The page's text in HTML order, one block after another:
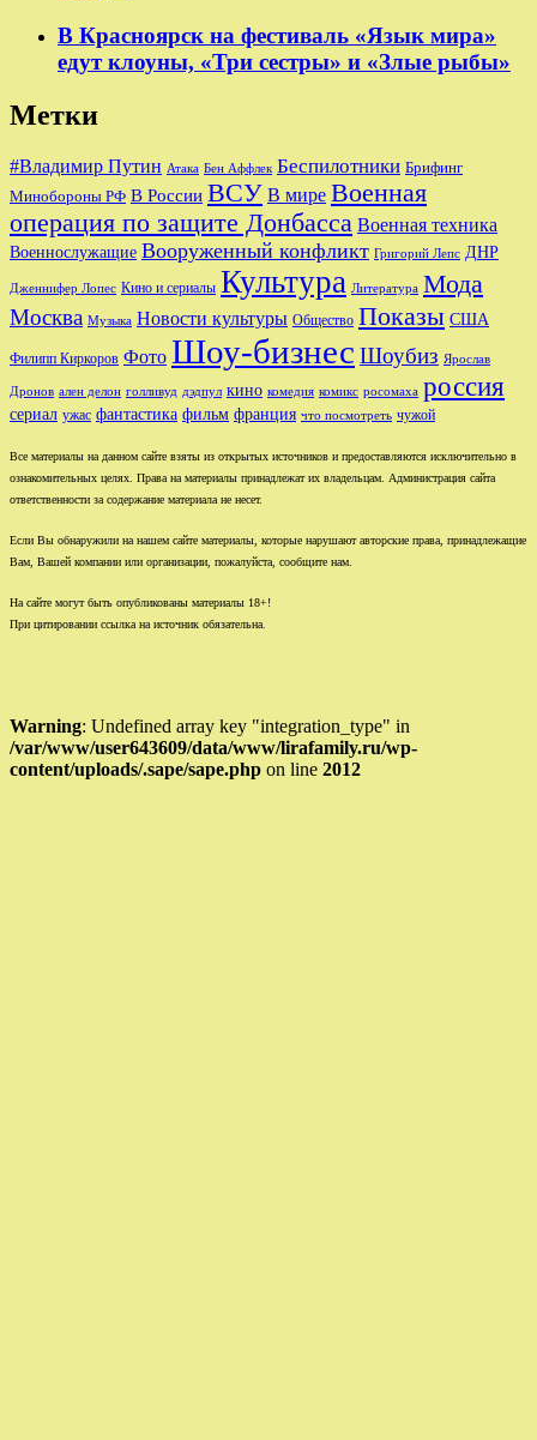
В Красноярск на фестиваль «Язык мира»
едут клоуны, «Три сестры» и «Злые рыбы»
Метки
#Владимир Путин Атака Бен Аффлек Беспилотники Брифинг
Минобороны РФ В России ВСУ В мире Военная
операция по защите Донбасса Военная техника
Военнослужащие Вооруженный конфликт Григорий Лепс ДНР
Дженнифер Лопес Кино и сериалы Культура Литература Мода
Москва Музыка Новости культуры Общество Показы США
Филипп Киркоров Фото Шоу-бизнес Шоубиз Ярослав
Дронов ален делон голливуд дэдпул кино комедия комикс росомаха россия
сериал ужас фантастика фильм франция что посмотреть чужой
Все материалы на данном сайте взяты из открытых источников и предоставляются исключительно в
ознакомительных целях. Права на материалы принадлежат их владельцам. Администрация сайта
ответственности за содержание материала не несет.
Если Вы обнаружили на нашем сайте материалы, которые нарушают авторские права, принадлежащие
Вам, Вашей компании или организации, пожалуйста, сообщите нам.
На сайте могут быть опубликованы материалы 18+!
При цитировании ссылка на источник обязательна.
Warning: Undefined array key "integration_type" in
/var/www/user643609/data/www/lirafamily.ru/wp-
content/uploads/.sape/sape.php on line 2012